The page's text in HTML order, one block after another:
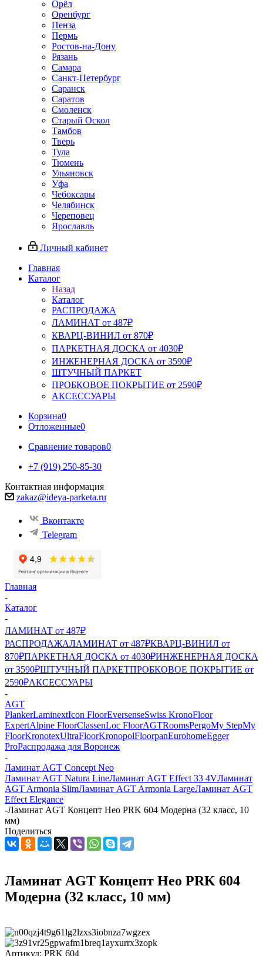
Орёл
Оренбург
Пенза
Пермь
Ростов‑на‑Дону
Рязань
Самара
Санкт‑Петербург
Саранск
Саратов
Смоленск
Старый Оскол
Тамбов
Тверь
Тула
Тюмень
Ульяновск
Уфа
Чебоксары
Челябинск
Череповец
Ярославль
Личный кабинет
Главная
Каталог
Назад
Каталог
РАСПРОДАЖА
ЛАМИНАТ от 487₽
КВАРЦ-ВИНИЛ от 870₽
ПАРКЕТНАЯ ДОСКА от 4030₽
ИНЖЕНЕРНАЯ ДОСКА от 3590₽
ШТУЧНЫЙ ПАРКЕТ
ПРОБКОВОЕ ПОКРЫТИЕ от 2590₽
АКСЕССУАРЫ
Корзина0
Отложенные0
Сравнение товаров0
+7 (919) 250-85-30
Контактная информация
zakaz@ideya-parketa.ru
Вконтакте
Telegram
Главная
-
Каталог
-
ЛАМИНАТ от 487₽
РАСПРОДАЖАЛАМИНАТ от 487₽КВАРЦ-ВИНИЛ от
870₽ПАРКЕТНАЯ ДОСКА от 4030₽ИНЖЕНЕРНАЯ ДОСКА
от 3590₽ШТУЧНЫЙ ПАРКЕТПРОБКОВОЕ ПОКРЫТИЕ от
2590₽АКСЕССУАРЫ
-
AGT
PlankerLaminextIcon FloorEversenseSwiss KronoFloor
ExpertAlpine FloorClassenLoc FloorAGTRoomsPergoMy StepMy
FloorKronotexUltraFloorKronopolFloorpanEurohomeEgger
ProРаспродажа для Воронеж
-
Ламинат AGT Concept Neo
Ламинат AGT Natura LineЛаминат AGT Effect 33 4VЛаминат
AGT Armonia SlimЛаминат AGT Armonia LargeЛаминат AGT
Effect Elegance
-Ламинат AGT Концепт Нео PRK 604 Модерна (32 класс, 10
мм)
Поделиться
Ламинат AGT Концепт Нео PRK 604
Модерна (32 класс, 10 мм)
Артикул: PRK 604